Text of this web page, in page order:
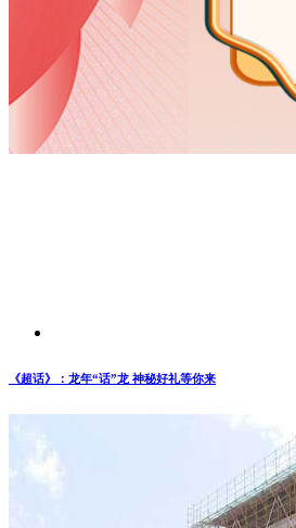
《超话》：龙年“话”龙 神秘好礼等你来